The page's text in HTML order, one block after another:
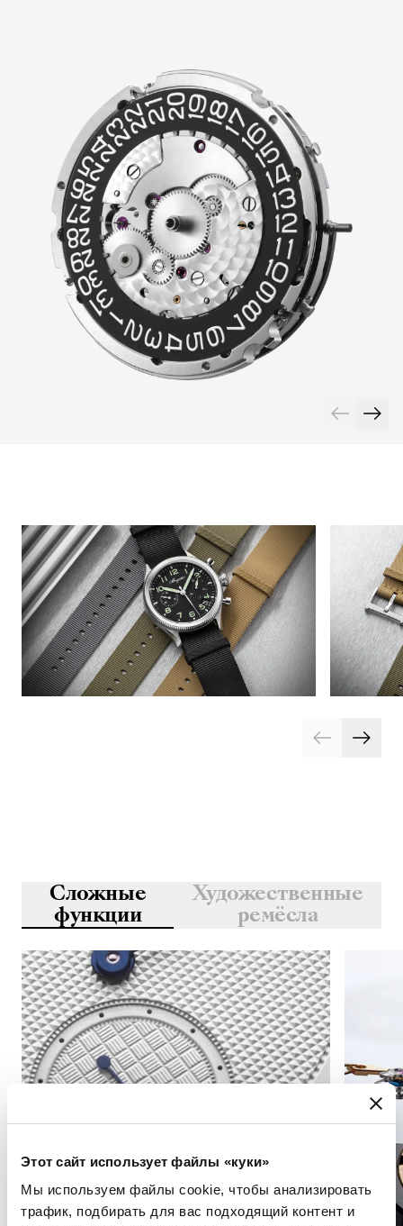
Этот сайт использует файлы «куки»
Мы используем файлы cookie, чтобы анализировать
трафик, подбирать для вас подходящий контент и
Сложные
функции
Художественные
ремёсла